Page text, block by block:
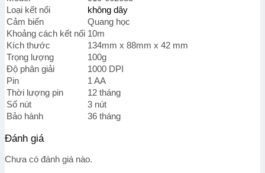
002635)
số
lượng
Loại kết nối
không dây
Cảm biến
Quang học
Khoảng cách kết nối 10m
Kích thước
134mm x 88mm x 42 mm
Trọng lượng
100g
Độ phân giải
1000 DPI
Pin
1 AA
Thời lượng pin
12 tháng
Số nút
3 nút
Bảo hành
36 tháng
Đánh giá
Chưa có đánh giá nào.